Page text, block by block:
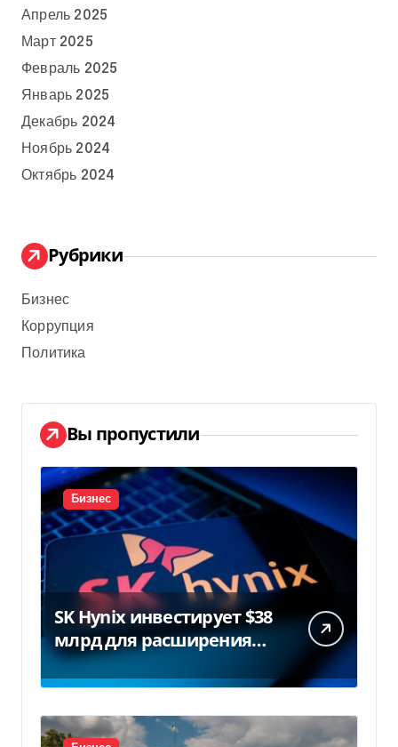
Апрель 2025
Март 2025
Февраль 2025
Январь 2025
Декабрь 2024
Ноябрь 2024
Октябрь 2024
Рубрики
Бизнес
Коррупция
Политика
Вы пропустили
Бизнес
SK Hynix инвестирует $38
млрд для расширения
заводов в Южной Корее